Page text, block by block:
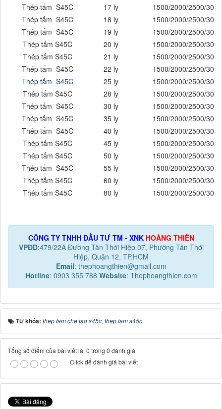
Thép tấm S45C
17 ly
1500/2000/2500/
Thép tấm S45C
18 ly
1500/2000/2500/
Thép tấm S45C
19 ly
1500/2000/2500/
Thép tấm S45C
20 ly
1500/2000/2500/
Thép tấm S45C
21 ly
1500/2000/2500/
Thép tấm S45C
22 ly
1500/2000/2500/
Thép tấm S45C
25 ly
1500/2000/2500/
Thép tấm S45C
28 ly
1500/2000/2500/
Thép tấm S45C
30 ly
1500/2000/2500/
Thép tấm S45C
35 ly
1500/2000/2500/
Thép tấm S45C
40 ly
1500/2000/2500/
Thép tấm S45C
45 ly
1500/2000/2500/
Thép tấm S45C
50 ly
1500/2000/2500/
Thép tấm S45C
55 ly
1500/2000/2500/
Thép tấm S45C
60 ly
1500/2000/2500/
Thép tấm S45C
80 ly 1500/2000/2500/
CÔNG TY TNHH ĐẦU TƯ TM - XNK HOÀNG THIÊN
VPĐD:479/22A Đường Tân Thới Hiệp 07, Phường Tân Thới
Hiệp, Quận 12, TP.HCM
Email: thephoangthien@gmail.com
Hotline: 0903 355 788 Website: Thephoangthien.com
Từ khóa: thep tam che tao s45c, thep tam s45c
Tổng số điểm của bài viết là: 0 trong 0 đánh giá
Click để đánh giá bài viết